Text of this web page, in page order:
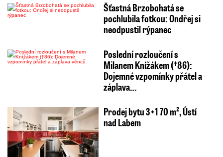
Šťastná Brzobohatá se
pochlubila fotkou: Ondřej si
neodpustil rýpanec
Poslední rozloučení s
Milanem Knížákem (†86):
Dojemné vzpomínky přátel a
záplava…
Prodej bytu 3+1 70 m², Ústí
nad Labem